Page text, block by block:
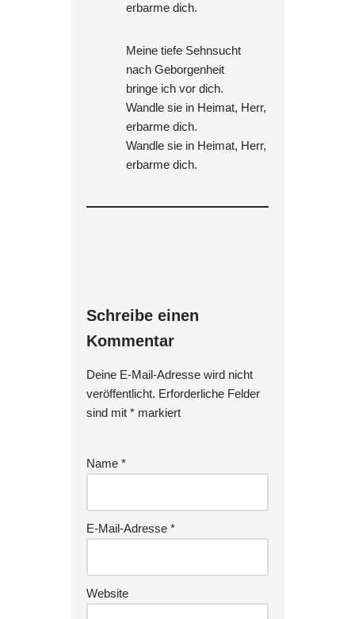
erbarme dich.
Meine tiefe Sehnsucht
nach Geborgenheit
bringe ich vor dich.
Wandle sie in Heimat, Herr,
erbarme dich.
Wandle sie in Heimat, Herr,
erbarme dich.
Schreibe einen
Kommentar
Deine E-Mail-Adresse wird nicht
veröffentlicht. Erforderliche Felder
sind mit * markiert
Name *
E-Mail-Adresse *
Website